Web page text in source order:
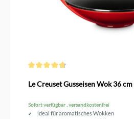
Le Creuset Gusseisen Wok 36
Sofort verfügbar , versandkostenfrei
ideal für aromatisches Wokken